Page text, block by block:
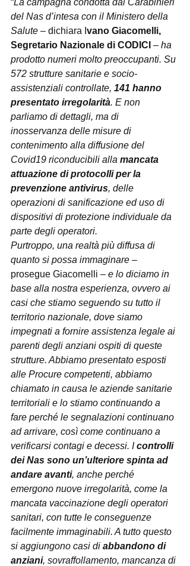
“La campagna condotta dai Carabinieri
del Nas d’intesa con il Ministero della
Salute – dichiara I vano Giacomelli,
Segretario Nazionale di CODICI – ha
prodotto numeri molto preoccupanti. Su
572 strutture sanitarie e socio-
assistenziali controllate, 141 hanno
presentato irregolarità. E non
parliamo di dettagli, ma di
inosservanza delle misure di
contenimento alla diffusione del
Covid19 riconducibili alla mancata
attuazione di protocolli per la
prevenzione antivirus, delle
operazioni di sanificazione ed uso di
dispositivi di protezione individuale da
parte degli operatori.
Purtroppo, una realtà più diffusa di
quanto si possa immaginare –
prosegue Giacomelli – e lo diciamo in
base alla nostra esperienza, ovvero ai
casi che stiamo seguendo su tutto il
territorio nazionale, dove siamo
impegnati a fornire assistenza legale ai
parenti degli anziani ospiti di queste
strutture. Abbiamo presentato esposti
alle Procure competenti, abbiamo
chiamato in causa le aziende sanitarie
territoriali e lo stiamo continuando a
fare perché le segnalazioni continuano
ad arrivare, così come continuano a
verificarsi contagi e decessi. I controlli
dei Nas sono un’ulteriore spinta ad
andare avanti, anche perché
emergono nuove irregolarità, come la
mancata vaccinazione degli operatori
sanitari, con tutte le conseguenze
facilmente immaginabili. A tutto questo
si aggiungono casi di abbandono di
anziani, sovraffollamento, mancanza di